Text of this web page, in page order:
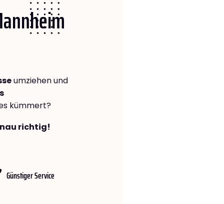
umziehen und
kümmert?
richtig!
Günstiger Service